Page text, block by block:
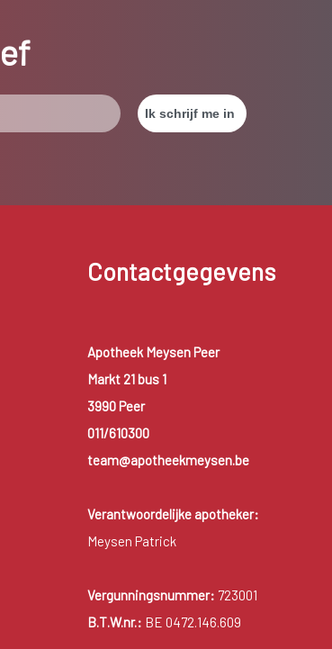
Contactgegevens
Apotheek Meysen Peer
Markt 21 bus 1
3990 Peer
011/610300
team@apotheekmeysen.be
Verantwoordelijke apotheker:
Meysen Patrick
Vergunningsnummer: 723001
B.T.W.nr.: BE 0472.146.609